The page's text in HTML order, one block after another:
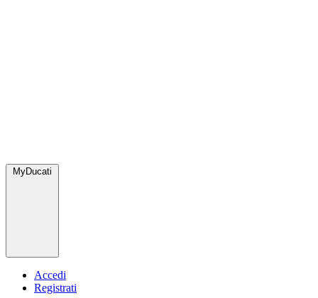
MyDucati
Accedi
Registrati